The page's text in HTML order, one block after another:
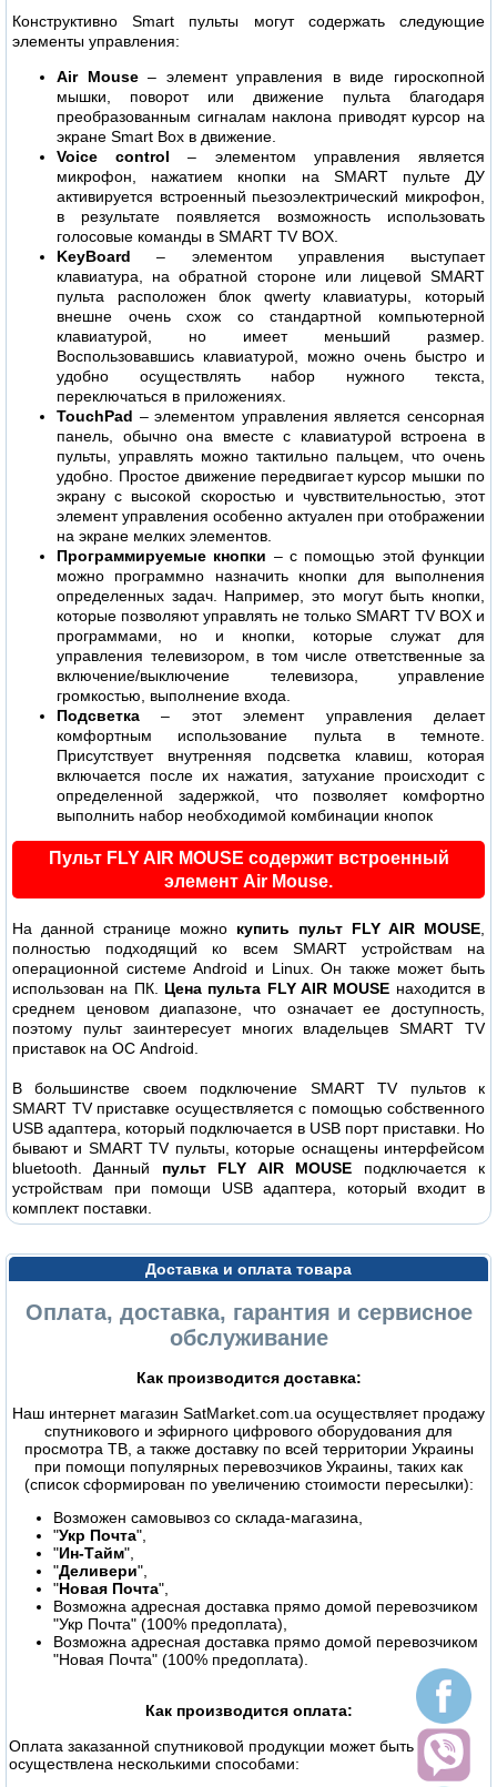
Конструктивно Smart пульты могут содержать следующие
элементы управления:
Air Mouse– элемент управления в виде гироскопной
мышки, поворот или движение пульта благодаря
преобразованным сигналам наклона приводят курсор на
экране Smart Box в движение.
Voice control– элементом управления является
микрофон, нажатием кнопки на SMART пульте ДУ
активируется встроенный пьезоэлектрический микрофон,
в результате появляется возможность использовать
голосовые команды в SMART TV BOX.
KeyBoard – элементом управления выступает
клавиатура, на обратной стороне или лицевой SMART
пульта расположен блок qwerty клавиатуры, который
внешне очень схож со стандартной компьютерной
клавиатурой, но имеет меньший размер.
Воспользовавшись клавиатурой, можно очень быстро и
удобно осуществлять набор нужного текста,
переключаться в приложениях.
TouchPad – элементом управления является сенсорная
панель, обычно она вместе с клавиатурой встроена в
пульты, управлять можно тактильно пальцем, что очень
удобно. Простое движение передвигает курсор мышки по
экрану с высокой скоростью и чувствительностью, этот
элемент управления особенно актуален при отображении
на экране мелких элементов.
Программируемые кнопки – с помощью этой функции
можно программно назначить кнопки для выполнения
определенных задач. Например, это могут быть кнопки,
которые позволяют управлять не только SMART TV BOX и
программами, но и кнопки, которые служат для
управления телевизором, в том числе ответственные за
включение/выключение телевизора, управление
громкостью, выполнение входа.
Подсветка– этот элемент управления делает
комфортным использование пульта в темноте.
Присутствует внутренняя подсветка клавиш, которая
включается после их нажатия, затухание происходит с
определенной задержкой, что позволяет комфортно
выполнить набор необходимой комбинации кнопок
Пульт FLY AIR MOUSE содержит встроенный
элемент Air Mouse.
На данной странице можно купить пульт FLY AIR MOUSE,
полностью подходящий ко всем SMART устройствам на
операционной системе Android и Linux. Он также может быть
использован на ПК. Цена пульта FLY AIR MOUSE находится в
среднем ценовом диапазоне, что означает ее доступность,
поэтому пульт заинтересует многих владельцев SMART TV
приставок на ОС Android.
В большинстве своем подключение SMART TV пультов к
SMART TV приставке осуществляется с помощью собственного
USB адаптера, который подключается в USB порт приставки. Но
бывают и SMART TV пульты, которые оснащены интерфейсом
bluetooth. Данный пульт FLY AIR MOUSE подключается к
устройствам при помощи USB адаптера, который входит в
комплект поставки.
Доставка и оплата товара
Оплата, доставка, гарантия и сервисное
обслуживание
Как производится доставка:
Наш интернет магазин SatMarket.com.ua осуществляет продажу
спутникового и эфирного цифрового оборудования для
просмотра ТВ, а также доставку по всей территории Украины
при помощи популярных перевозчиков Украины, таких как
(список сформирован по увеличению стоимости пересылки):
Возможен самовывоз со склада-магазина,
"Укр Почта",
"Ин-Тайм",
"Деливери",
"Новая Почта",
Возможна адресная доставка прямо домой перевозчиком
"Укр Почта" (100% предоплата),
Возможна адресная доставка прямо домой перевозчиком
"Новая Почта" (100% предоплата).
Как производится оплата:
Оплата заказанной спутниковой продукции может быть
осуществлена несколькими способами: